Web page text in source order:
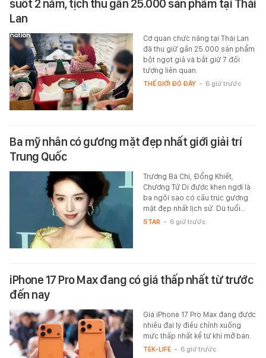
suốt 2 năm, tịch thu gần 25.000 sản phẩm tại Thái
Lan
Cơ quan chức năng tại Thái Lan
đã thu giữ gần 25.000 sản phẩm
bột ngọt giả và bắt giữ 7 đối
tượng liên quan.
THẾ GIỚI ĐÓ ĐÂY - 6 giờ trước
Ba mỹ nhân có gương mặt đẹp nhất giới giải trí
Trung Quốc
Trương Bá Chi, Đổng Khiết,
Chương Tử Di được khen ngợi là
ba ngôi sao có cấu trúc gương
mặt đẹp nhất lịch sử. Dù tuổi…
STAR - 6 giờ trước
iPhone 17 Pro Max đang có giá thấp nhất từ trước
đến nay
Giá iPhone 17 Pro Max đang được
nhiều đại lý điều chỉnh xuống
mức thấp nhất kể từ khi mở bán.
TEK-LIFE - 6 giờ trước